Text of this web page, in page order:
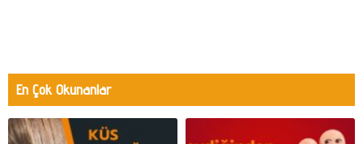
En Çok Okunanlar